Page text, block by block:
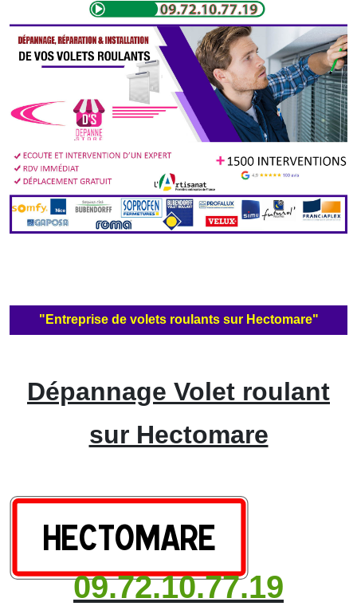
"Entreprise de volets roulants sur Hectomare"
Dépannage Volet roulant
sur Hectomare
09.72.10.77.19